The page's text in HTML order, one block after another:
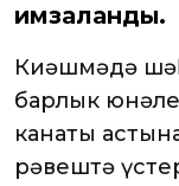
имзаланды.
Киңәшмәдә
барлык
канаты
рәвештә